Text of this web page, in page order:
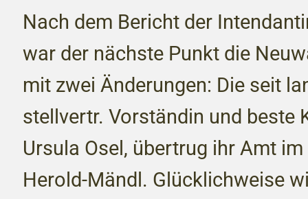
Nach dem Bericht der
war der nächste Punkt die
mit zwei Änderungen: Die seit
stellvertr. Vorständin und beste
Ursula Osel, übertrug ihr Amt
Herold-Mändl. Glücklichweise